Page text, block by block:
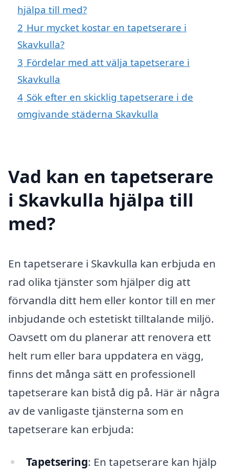
hjälpa till med?
2 Hur mycket kostar en tapetserare i
Skavkulla?
3 Fördelar med att välja tapetserare i
Skavkulla
4 Sök efter en skicklig tapetserare i de
omgivande städerna Skavkulla
Vad kan en tapetserare
i Skavkulla hjälpa till
med?
En tapetserare i Skavkulla kan erbjuda en
rad olika tjänster som hjälper dig att
förvandla ditt hem eller kontor till en mer
inbjudande och estetiskt tilltalande miljö.
Oavsett om du planerar att renovera ett
helt rum eller bara uppdatera en vägg,
finns det många sätt en professionell
tapetserare kan bistå dig på. Här är några
av de vanligaste tjänsterna som en
tapetserare kan erbjuda:
Tapetsering: En tapetserare kan hjälp